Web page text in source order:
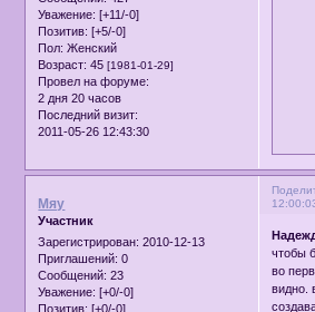
Уважение: [+11/-0]
Позитив: [+5/-0]
Пол: Женский
Возраст: 45[1981-01-29]
Провел на форуме:
2 дня 20 часов
Последний визит:
2011-05-26 12:43:30
Мяу
Участник
Зарегистрирован: 2010-12-13
Приглашений: 0
Сообщений: 23
Уважение: [+0/-0]
Позитив: [+0/-0]
чтобы
во
видно.